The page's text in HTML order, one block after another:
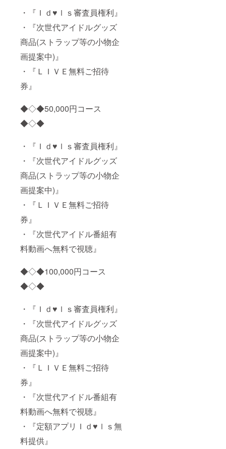
・『Ｉｄ♥ｌｓ審査員権利』
・『次世代アイドルグッズ
商品(ストラップ等の小物企
画提案中)』
・『ＬＩＶＥ無料ご招待
券』
◆◇◆50,000円コース
◆◇◆
・『Ｉｄ♥ｌｓ審査員権利』
・『次世代アイドルグッズ
商品(ストラップ等の小物企
画提案中)』
・『ＬＩＶＥ無料ご招待
券』
・『次世代アイドル番組有
料動画へ無料で視聴』
◆◇◆100,000円コース
◆◇◆
・『Ｉｄ♥ｌｓ審査員権利』
・『次世代アイドルグッズ
商品(ストラップ等の小物企
画提案中)』
・『ＬＩＶＥ無料ご招待
券』
・『次世代アイドル番組有
料動画へ無料で視聴』
・『定額アプリＩｄ♥ｌｓ無
料提供』